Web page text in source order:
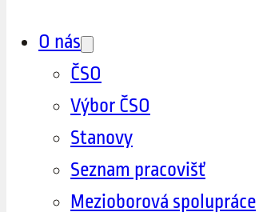
O nás
ČSO
Výbor ČSO
Stanovy
Seznam pracovišť
Mezioborová spolupráce